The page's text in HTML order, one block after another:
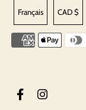
Français CAD $